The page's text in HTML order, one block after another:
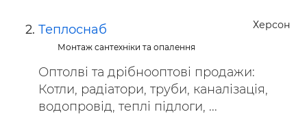
Херсон
Теплоснаб
Монтаж сантехніки та опалення
Оптолві та дрібнооптові продажи:
Котли, радіатори, труби, каналізація,
водопровід, теплі підлоги, ...